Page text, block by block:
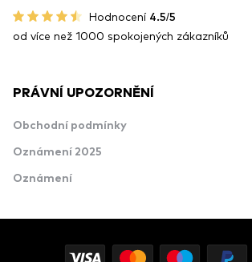
Hodnocení 4.5/5
od více než 1000 spokojených zákazníků
PRÁVNÍ UPOZORNĚNÍ
Obchodní podmínky
Oznámení 2025
Oznámení